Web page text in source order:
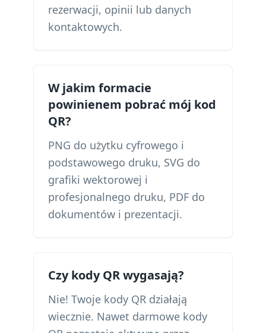
rezerwacji, opinii lub danych
kontaktowych.
W jakim formacie
powinienem pobrać mój kod
QR?
PNG do użytku cyfrowego i
podstawowego druku, SVG do
grafiki wektorowej i
profesjonalnego druku, PDF do
dokumentów i prezentacji.
Czy kody QR wygasają?
Nie! Twoje kody QR działają
wiecznie. Nawet darmowe kody